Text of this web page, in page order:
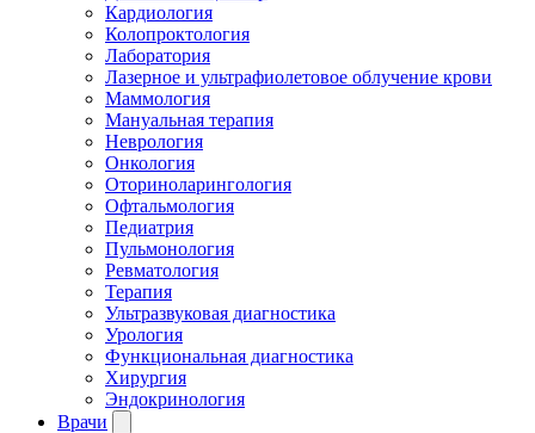
Кардиология
Колопроктология
Лаборатория
Лазерное и ультрафиолетовое облучение крови
Маммология
Мануальная терапия
Неврология
Онкология
Оториноларингология
Офтальмология
Педиатрия
Пульмонология
Ревматология
Терапия
Ультразвуковая диагностика
Урология
Функциональная диагностика
Хирургия
Эндокринология
Врачи